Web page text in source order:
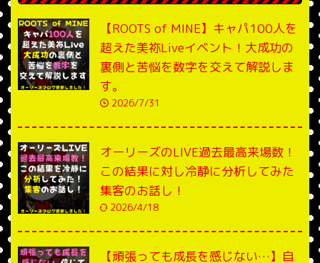
【ROOTS of MINE】キャパ100人を
超えた美祢Liveイベント！大成功の
裏側と苦悩を数字を交えて解説しま
す。
2026/7/31
オーリーズのLIVE過去最高来場数！
この結果に対し冷静に分析してみた
集客のお話し！
2026/4/18
【頑張っても成長を感じない…】自